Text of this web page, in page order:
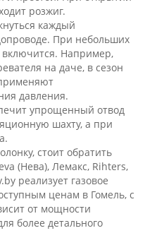
розжиг.
каждый
При небольших
включится. Например,
на даче, в сезон
давления.
упрощенный отвод
шахту, а при
стоит обратить
(Нева), Лемакс, Rihters,
реализует газовое
ценам в Гомель, с
от мощности
более детального